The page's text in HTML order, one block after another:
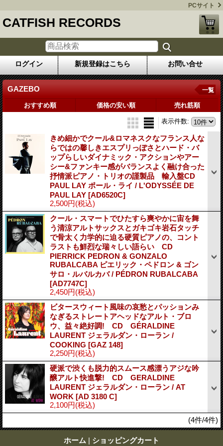
PCサイト
CATFISH RECORDS
ログイン 新規登録はこちら お問い合せ
GAZEBO 一覧
おすすめ順 価格の安い順 売れ筋順
表示件数:
きめ細かでクール&ロマネスクなフランス人な
らではの馨しきエスプリっぽさとハード・バ
ップらしいダイナミック・アクションやアー
シー&ファンキー感がバランスよく融け合った
抒情派ピアノ・トリオの謹製品 輸入盤CD
PAUL LAY ポール・ライ / L'ODYSSÉE DE
PAUL LAY [AD6520C]
2,500円(税込)
クール・スマートでひたすら爽やかに宙を舞
う清涼アルトサックスとガキゴキ岩石タッチ
で骨太く力学的に迫る硬質ピアノの、コント
ラストも鮮烈な瑞々しい語らい CD
PIERRICK PEDRON & GONZALO
RUBALCABA ピエリック・ペドロン & ゴン
サロ・ルバルカバ / PÉDRON RUBALCABA
[AD7747C]
2,450円(税込)
ビタースウィート風味の哀愁とパッションみ
なぎるストレートアヘッドなアルト・ブロ
ウ、益々絶好調! CD GÉRALDINE
LAURENT ジェラルダン・ローラン /
COOKING [GAZ 148]
2,250円(税込)
硬派で渋くも脱力的スムース感漂うアジな吟
醸アルト快進撃! CD GERALDINE
LAURENT ジェラルダン・ローラン / AT
WORK [AD 3180 C]
2,100円(税込)
(4件/4件)
ホーム | ショッピングカート